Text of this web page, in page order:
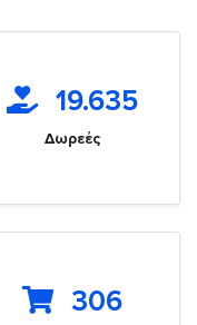
19.635
Δωρεές
306